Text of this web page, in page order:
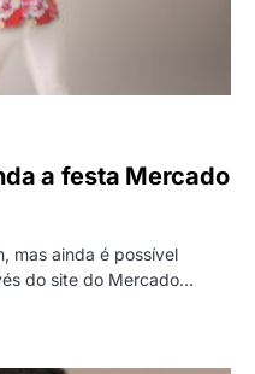
a festa Mercado
mas ainda é possível
do site do Mercado…